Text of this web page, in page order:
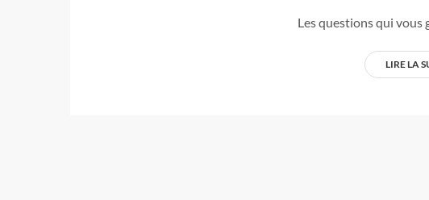
Les questions qui vous
LIRE LA